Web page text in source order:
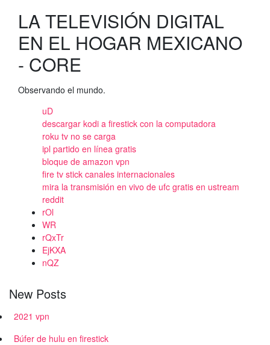
LA TELEVISIÓN DIGITAL
EN EL HOGAR MEXICANO
- CORE
Observando el mundo.
uD
descargar kodi a firestick con la computadora
roku tv no se carga
ipl partido en línea gratis
bloque de amazon vpn
fire tv stick canales internacionales
mira la transmisión en vivo de ufc gratis en ustream
reddit
rOl
WR
rQxTr
EjKXA
nQZ
New Posts
2021 vpn
Búfer de hulu en firestick